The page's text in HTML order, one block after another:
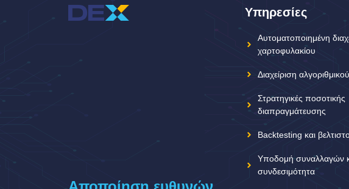
Υπηρεσίες
Αυτοματοποιημένη
χαρτοφυλακίου
Διαχείριση
Στρατηγικές ποσοτικής
διαπραγμάτευσης
Backtesting και
Υποδομή συναλλαγών
συνδεσιμότητα